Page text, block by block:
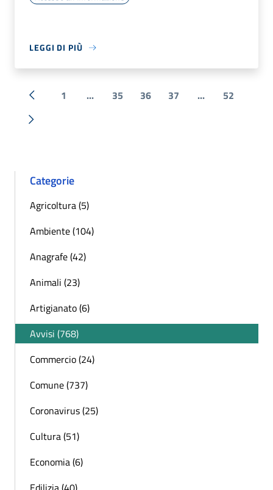
LEGGI DI PIÙ
« Precedente
1 ... 35 36 37 ... 52
Successiva »
Categorie
Agricoltura (5)
Ambiente (104)
Anagrafe (42)
Animali (23)
Artigianato (6)
Avvisi (768)
Commercio (24)
Comune (737)
Coronavirus (25)
Cultura (51)
Economia (6)